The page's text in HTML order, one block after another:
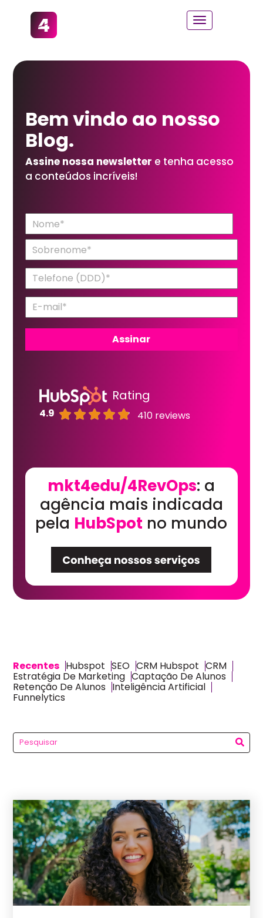
Bem vindo ao nosso
Blog.
Assine nossa newsletter e tenha acesso
a conteúdos incríveis!
Rating
4.9 410 reviews
mkt4edu/4RevOps: a
agência mais indicada
pela HubSpot no mundo
Recentes Hubspot SEO CRM Hubspot CRM
Estratégia De Marketing Captação De Alunos
Retenção De Alunos Inteligência Artificial
Funnelytics